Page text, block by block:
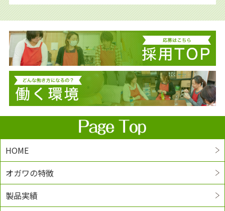
HOME
オガワの特徴
製品実績